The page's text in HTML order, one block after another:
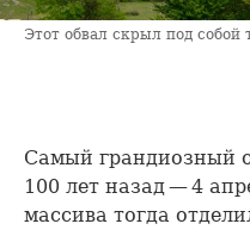
Этот обвал скрыл под
Самый грандиозный
100 лет назад — 4
массива тогда